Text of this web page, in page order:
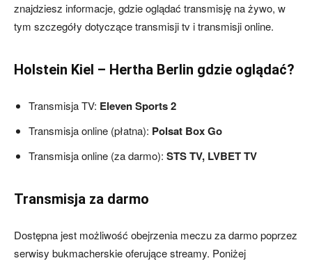
mecze,
skład)
znajdziesz informacje, gdzie oglądać transmisję na żywo, w
tym szczegóły dotyczące transmisji tv i transmisji online.
Holstein Kiel – Hertha Berlin gdzie oglądać?
Transmisja TV: Eleven Sports 2
Transmisja online (płatna): Polsat Box Go
Transmisja online (za darmo): STS TV, LVBET TV
Transmisja za darmo
Dostępna jest możliwość obejrzenia meczu za darmo poprzez
serwisy bukmacherskie oferujące streamy. Poniżej